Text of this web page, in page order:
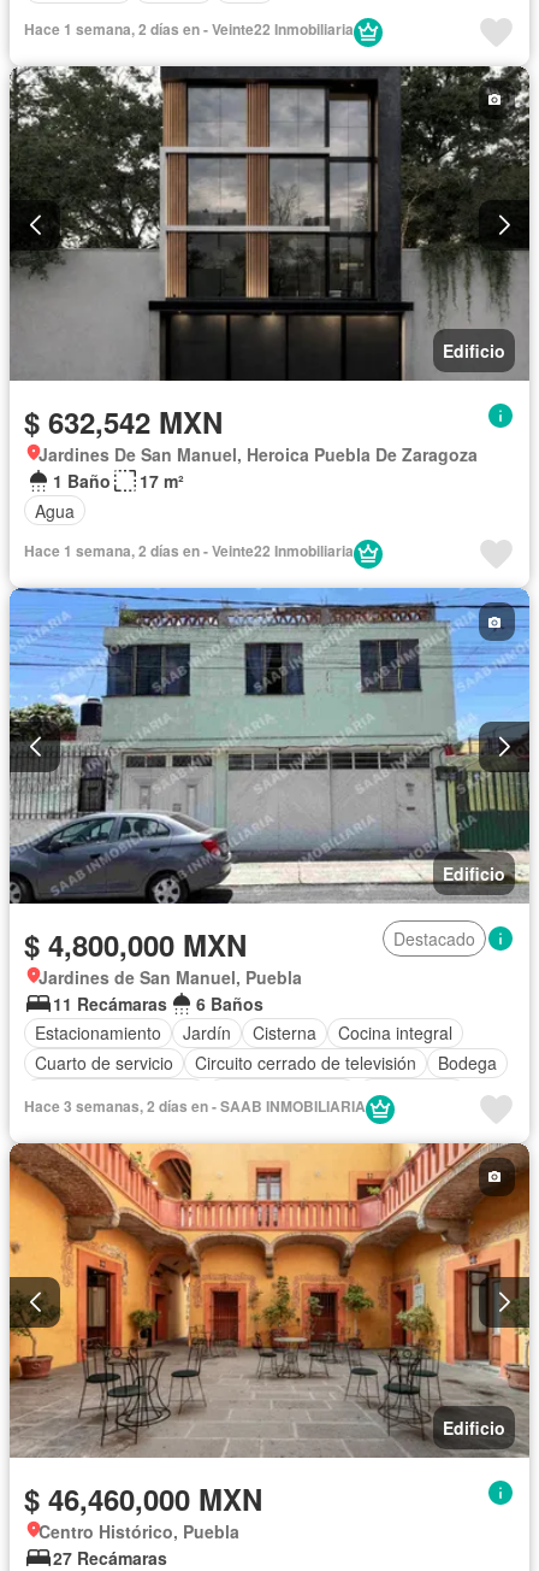
Hace 1 semana, 2 días en - Veinte22 Inmobiliaria
Edificio
$ 632,542 MXN
Jardines De San Manuel, Heroica Puebla De Zaragoza
1 Baño
17 m²
Agua
Hace 1 semana, 2 días en - Veinte22 Inmobiliaria
Edificio
$ 4,800,000 MXN
Destacado
Jardines de San Manuel, Puebla
11 Recámaras
6 Baños
Estacionamiento
Jardín Cisterna
Cocina integral
Cuarto de servicio
Circuito cerrado de televisión
Bodega
Electricidad
Gas natural
Despacho
Hace 3 semanas, 2 días en - SAAB INMOBILIARIA
Edificio
$ 46,460,000 MXN
Centro Histórico, Puebla
27 Recámaras